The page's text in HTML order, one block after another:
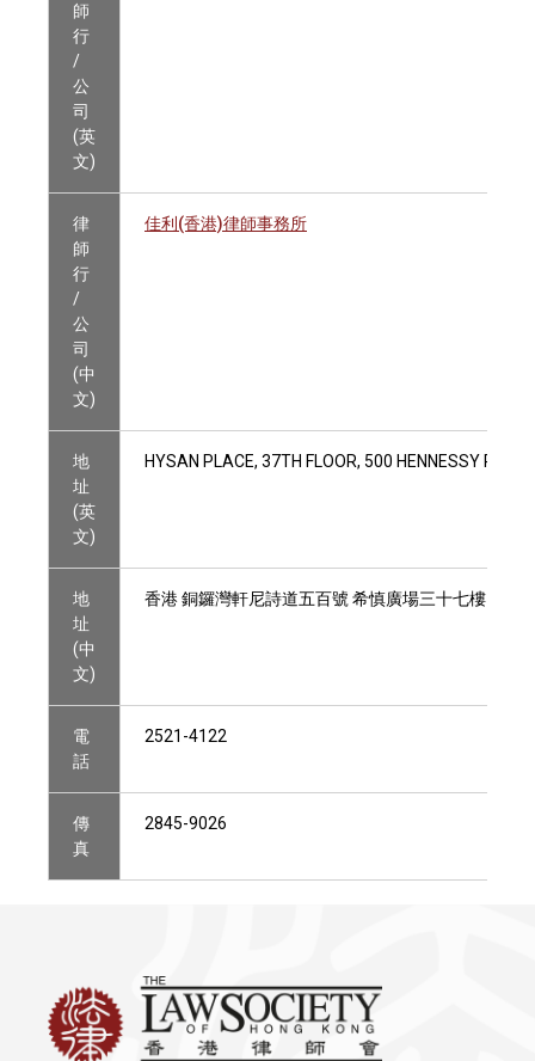
師
行
/
公
司
(英
文)
律
師
行
/
公
司
(中
文)
佳利(香港)律師事務所
地
址
(英
文)
HYSAN PLACE, 37TH FLOOR, 500 HENNESSY
地
址
(中
文)
香港 銅鑼灣軒尼詩道五百號 希慎廣場三十七樓
電
話
2521-4122
傳
真
2845-9026